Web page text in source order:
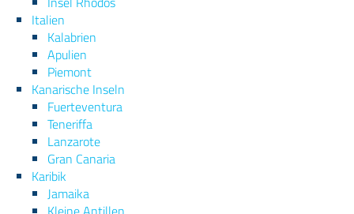
Italien
Kalabrien
Apulien
Piemont
Kanarische Inseln
Fuerteventura
Teneriffa
Lanzarote
Gran Canaria
Karibik
Jamaika